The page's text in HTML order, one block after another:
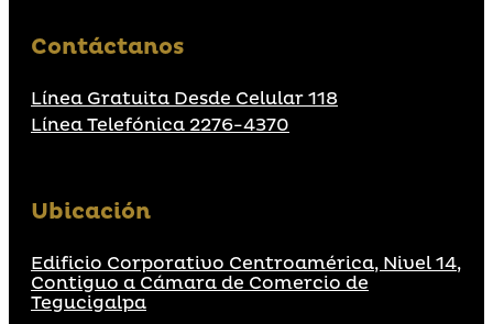
Contáctanos
Línea Gratuita Desde Celular 118
Línea Telefónica 2276-4370
Ubicación
Edificio Corporativo Centroamérica, Nivel 14,
Contiguo a Cámara de Comercio de
Tegucigalpa